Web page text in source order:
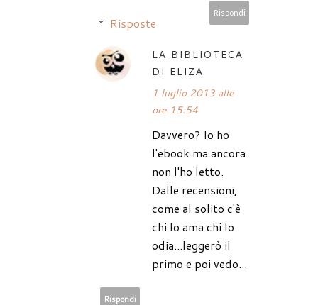
Rispondi
Risposte
LA BIBLIOTECA
DI ELIZA
1 luglio 2013 alle
ore 15:54
Davvero? Io ho
l'ebook ma ancora
non l'ho letto.
Dalle recensioni,
come al solito c'è
chi lo ama chi lo
odia...leggerò il
primo e poi vedo...
Rispondi